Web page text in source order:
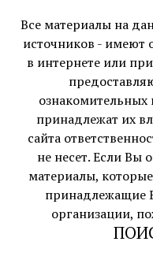
Все материалы на
источников - имеют
в интернете или
ознакомительных
принадлежат их
сайта
не несет. Если Вы
материалы,
принадлежащие
организации,